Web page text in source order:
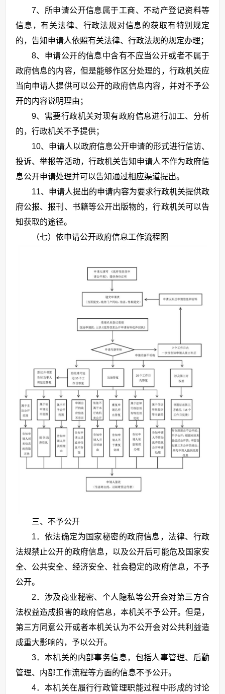
7、所申请公开信息属于工商、不动产登记资料等
信息，有关法律、行政法规对信息的获取有特别规定
的，告知申请人依照有关法律、行政法规的规定办理；
8、申请公开的信息中含有不应当公开或者不属于
政府信息的内容，但是能够作区分处理的，行政机关应
当向申请人提供可以公开的政府信息内容，并对不予公
开的内容说明理由；
9、需要行政机关对现有政府信息进行加工、分析
的，行政机关不予提供；
10、申请人以政府信息公开申请的形式进行信访、
投诉、举报等活动，行政机关告知申请人不作为政府信
息公开申请处理并可以告知通过相应渠道提出。
11、申请人提出的申请内容为要求行政机关提供政
府公报、报刊、书籍等公开出版物的，行政机关可以告
知获取的途径。
（七）依申请公开政府信息工作流程图
三、不予公开
1．依法确定为国家秘密的政府信息，法律、行政
法规禁止公开的政府信息，以及公开后可能危及国家安
全、公共安全、经济安全、社会稳定的政府信息，不予
公开。
2．涉及商业秘密、个人隐私等公开会对第三方合
法权益造成损害的政府信息，本机关不予公开。但是，
第三方同意公开或者本机关认为不公开会对公共利益造
成重大影响的，予以公开。
3．本机关的内部事务信息，包括人事管理、后勤
管理、内部工作流程等方面的信息不予公开。
4．本机关在履行行政管理职能过程中形成的讨论